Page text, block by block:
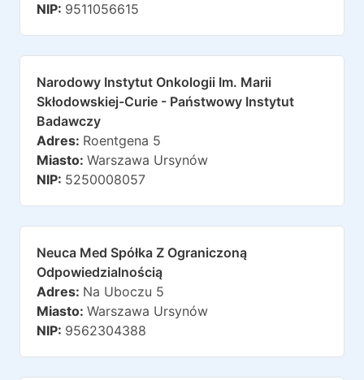
NIP: 9511056615
Narodowy Instytut Onkologii Im. Marii
Skłodowskiej-Curie - Państwowy Instytut
Badawczy
Adres: Roentgena 5
Miasto: Warszawa Ursynów
NIP: 5250008057
Neuca Med Spółka Z Ograniczoną
Odpowiedzialnością
Adres: Na Uboczu 5
Miasto: Warszawa Ursynów
NIP: 9562304388